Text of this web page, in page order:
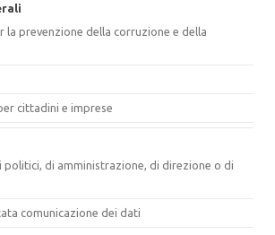
la prevenzione della corruzione e della
cittadini e imprese
politici, di amministrazione, di direzione o di
comunicazione dei dati